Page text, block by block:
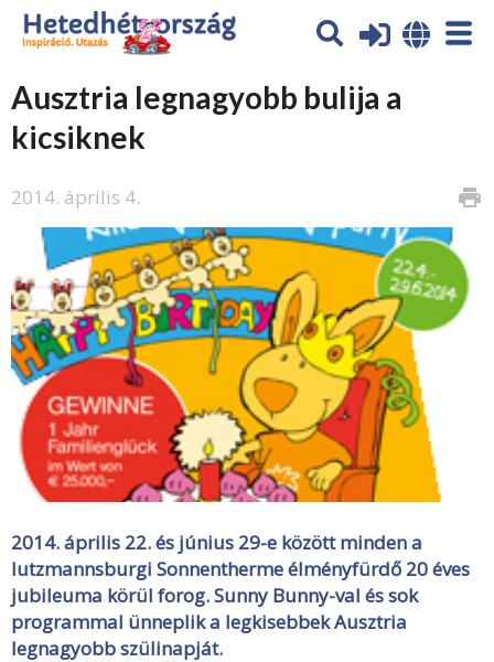
Ausztria legnagyobb bulija a
kicsiknek
2014. április 4. print
2014. április 22. és június 29-e között minden a
lutzmannsburgi Sonnentherme élményfürdő 20 éves
jubileuma körül forog. Sunny Bunny-val és sok
programmal ünneplik a legkisebbek Ausztria
legnagyobb szülinapját.